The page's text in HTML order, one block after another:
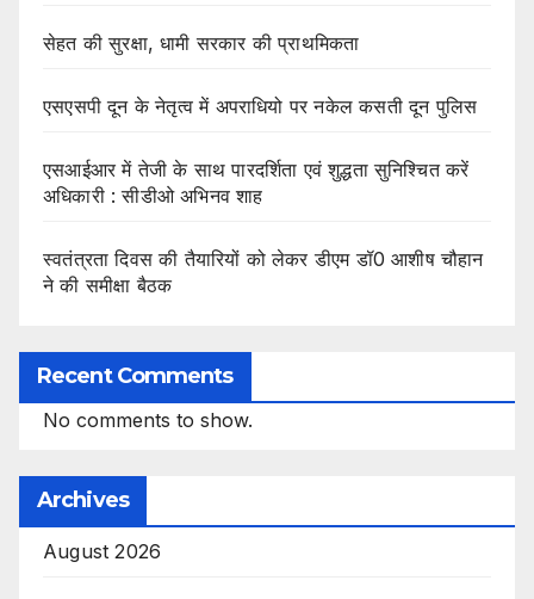
सेहत की सुरक्षा, धामी सरकार की प्राथमिकता
एसएसपी दून के नेतृत्व में अपराधियो पर नकेल कसती दून पुलिस
एसआईआर में तेजी के साथ पारदर्शिता एवं शुद्धता सुनिश्चित करें
अधिकारी : सीडीओ अभिनव शाह
स्वतंत्रता दिवस की तैयारियों को लेकर डीएम डॉ0 आशीष चौहान
ने की समीक्षा बैठक
Recent Comments
No comments to show.
Archives
August 2026